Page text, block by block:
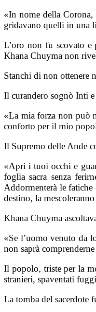
«In nome della Corona,
gridavano quelli in una
L’oro non fu scovato
Khana Chuyma non
Stanchi di non ottenere
Il curandero sognò Inti
«La mia forza non può
conforto per il mio
Il Supremo delle Ande
«Apri i tuoi occhi e
foglia sacra senza
Addormenterà le
destino, la
Khana Chuyma
«Se l’uomo venuto da
non saprà
Il popolo, triste per la
stranieri, spaventati
La tomba del sacerdote